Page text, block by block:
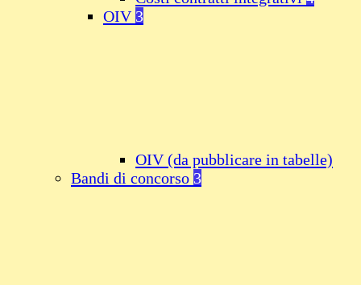
OIV 3
OIV (da pubblicare in tabelle)
Bandi di concorso 3